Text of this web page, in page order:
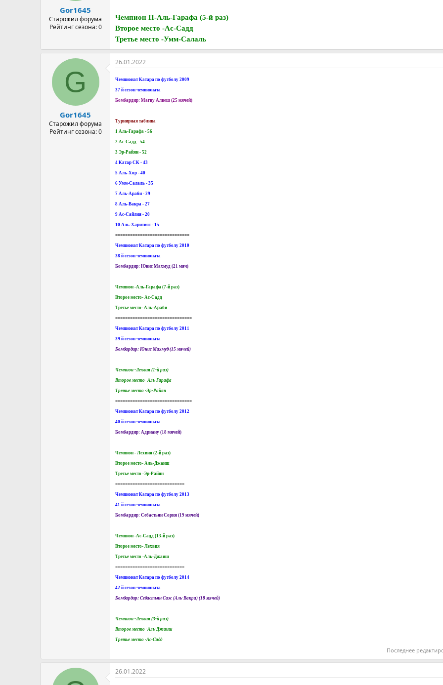
Gor1645
Старожил форума
Рейтинг сезона: 0
Чемпион П-Аль-Гарафа (5-й раз)
Второе место -Ас-Садд
Третье место -Умм-Салаль
G
Gor1645
Старожил форума
Рейтинг сезона: 0
26.01.2022
Чемпионат Катара по футболу 2009
37 й сезон чемпионата
Бомбардир: Магну Алвеш (25 мячей)
Турнирная таблица
1 Аль-Гарафа - 56
2 Ас-Садд - 54
3 Эр-Райян - 52
4 Катар СК - 43
5 Аль-Хор - 40
6 Умм-Салаль - 35
7 Аль-Араби - 29
8 Аль-Вакра - 27
9 Ас-Сайлия - 20
10 Аль-Харитият - 15
==============================
Чемпионат Катара по футболу 2010
38 й сезон чемпионата
Бомбардир: Юнис Махмуд (21 мяч)
Чемпион -Аль-Гарафа (7-й раз)
Второе место- Ас-Садд
Третье место- Аль-Араби
===============================
Чемпионат Катара по футболу 2011
39 й сезон чемпионата
Бомбардир: Юнис Махмуд (15 мячей)
Чемпион -Лехвия (1-й раз)
Второе место- Аль-Гарафа
Третье место -Эр-Райян
===============================
Чемпионат Катара по футболу 2012
40 й сезон чемпионата
Бомбардир: Адриану (18 мячей)
Чемпион - Лехвия (2-й раз)
Второе место- Аль-Джаиш
Третье место -Эр-Райян
============================
Чемпионат Катара по футболу 2013
41 й сезон чемпионата
Бомбардир: Себастьян Сория (19 мячей)
Чемпион -Ас-Садд (13-й раз)
Второе место- Лехвия
Третье место -Аль-Джаиш
============================
Чемпионат Катара по футболу 2014
42 й сезон чемпионата
Бомбардир: Себастьян Саэс (Аль-Вакра) (18 мячей)
Чемпион -Лехвия (3-й раз)
Второе место -Аль-Джаиш
Третье место -Ас-Садд
Последнее
26.01.2022